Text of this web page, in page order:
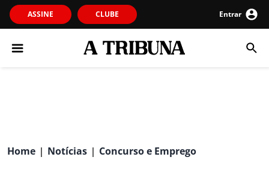
ASSINE CLUBE Entrar
Home | Notícias | Concurso e Emprego